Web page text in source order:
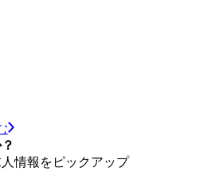
情報をピックアップ